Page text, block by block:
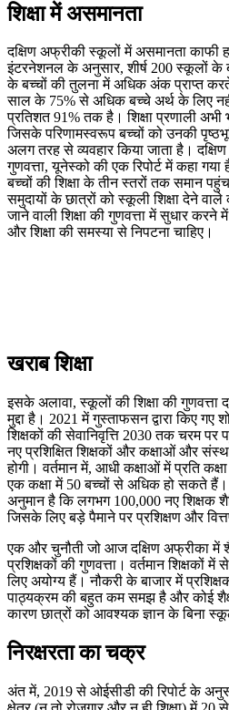
शिक्षा में असमानता
दक्षिण अफ्रीकी स्कूलों में असमानता काफी
इंटरनेशनल के अनुसार, शीर्ष 200 स्कूलों के
के बच्चों की तुलना में अधिक अंक प्राप्त
साल के 75% से अधिक बच्चे अर्थ के लिए
प्रतिशत 91% तक है। शिक्षा प्रणाली अभी
जिसके परिणामस्वरूप बच्चों को उनकी
अलग तरह से व्यवहार किया जाता है।
गुणवत्ता, यूनेस्को की एक रिपोर्ट में कहा
बच्चों की शिक्षा के तीन स्तरों तक समान
समुदायों के छात्रों को स्कूली शिक्षा देने
जाने वाली शिक्षा की गुणवत्ता में सुधार
और शिक्षा की समस्या से निपटना चाहिए।
खराब शिक्षा
इसके अलावा, स्कूलों की शिक्षा की गुणवत्ता
मुद्दा है। 2021 में गुस्ताफसन द्वारा किए
शिक्षकों की सेवानिवृत्ति 2030 तक चरम
नए प्रशिक्षित शिक्षकों और कक्षाओं और
होगी। वर्तमान में, आधी कक्षाओं में प्रति
एक कक्षा में 50 बच्चों से अधिक हो सकते
अनुमान है कि लगभग 100,000 नए शिक्षक
जिसके लिए बड़े पैमाने पर प्रशिक्षण और
एक और चुनौती जो आज दक्षिण अफ्रीका में
प्रशिक्षकों की गुणवत्ता। वर्तमान
लिए अयोग्य हैं। नौकरी के बाजार में
पाठ्यक्रम की बहुत कम समझ है और कोई
कारण छात्रों को आवश्यक ज्ञान के बिना
निरक्षरता का चक्र
अंत में, 2019 से ओईसीडी की रिपोर्ट के